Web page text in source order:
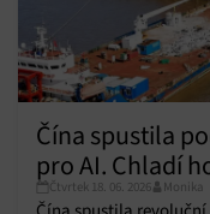
Čína spustila
pro AI. Chladí
Čtvrtek 18. 06. 2026 Monika